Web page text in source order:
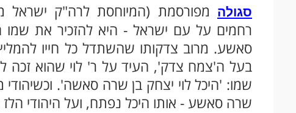
סגולה מפורסמת (המיוחסת לרה"ק ישראל
רחמים על עם ישראל - היא להזכיר את
סאשע. מרוב צדקותו שהשתדל כל חייו
בעל ה'צמח צדק', העיד על ר' לוי שהוא זכה
שמו: 'היכל לוי יצחק בן שרה סאשה'.
שרה סאשע - אותו היכל נפתח, ועל היהודי